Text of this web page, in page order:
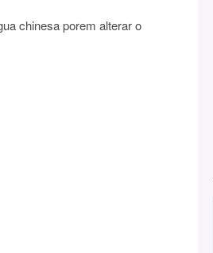
chinesa porem alterar o